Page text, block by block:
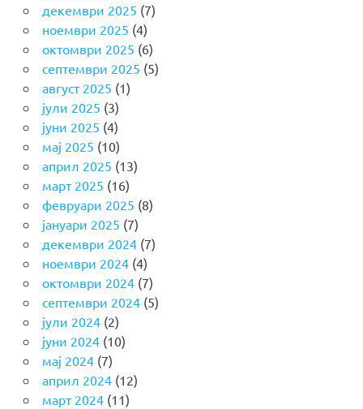
декември 2025 (7)
ноември 2025 (4)
октомври 2025 (6)
септември 2025 (5)
август 2025 (1)
јули 2025 (3)
јуни 2025 (4)
мај 2025 (10)
април 2025 (13)
март 2025 (16)
февруари 2025 (8)
јануари 2025 (7)
декември 2024(7)
ноември 2024(4)
октомври 2024(7)
септември 2024(5)
јули 2024(2)
јуни 2024(10)
мај 2024(7)
април 2024(12)
март 2024(11)